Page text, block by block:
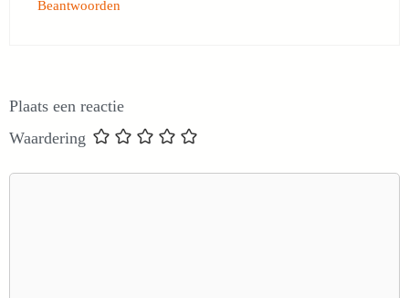
Beantwoorden
Plaats een reactie
Waardering